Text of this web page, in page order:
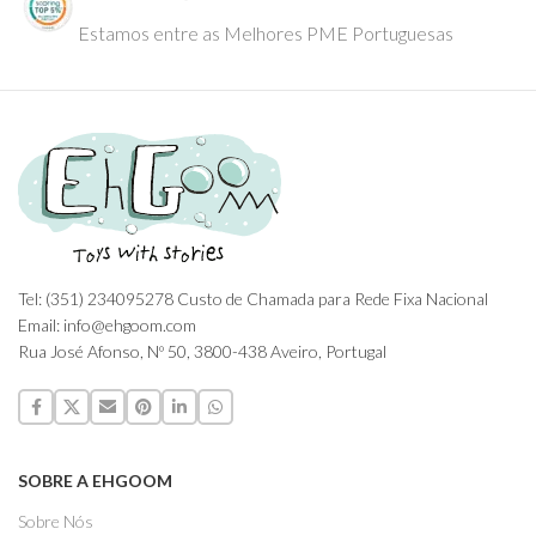
Estamos entre as Melhores PME Portuguesas
Tel: (351) 234095278 Custo de Chamada para Rede Fixa Nacional
Email: info@ehgoom.com
Rua José Afonso, Nº 50, 3800-438 Aveiro, Portugal
SOBRE A EHGOOM
Sobre Nós